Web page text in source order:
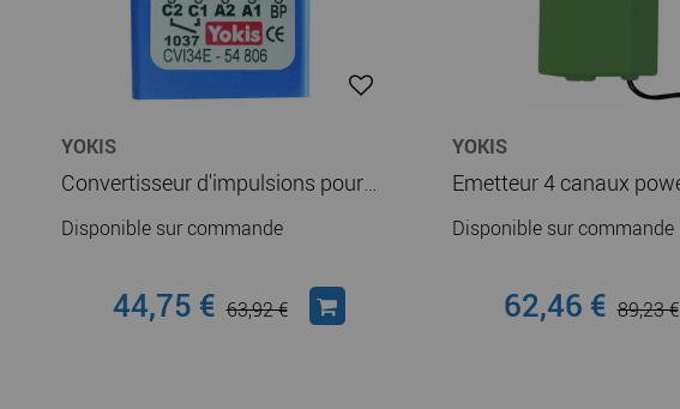
YOKIS
Convertisseur d'impulsions pour contact permanent (CVI34)
Disponible sur commande
44,75 € 63,92 €
YOKIS
Disponible sur commande
62,46 € 89,23 €